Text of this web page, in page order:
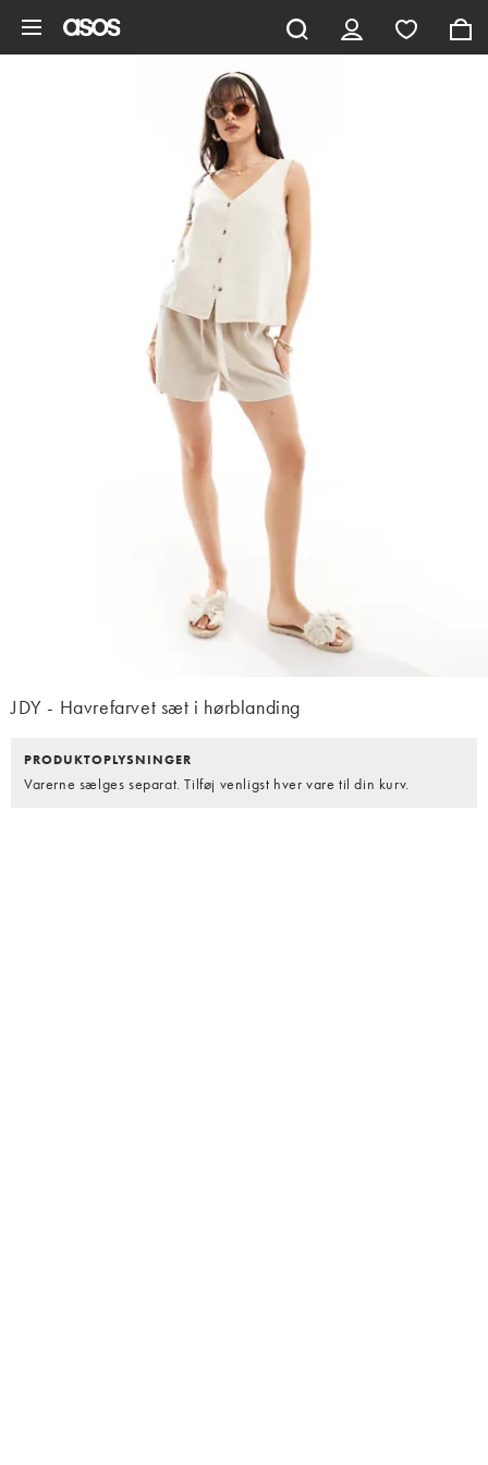
JDY - Havrefarvet sæt i hørblanding
PRODUKTOPLYSNINGER
Varerne sælges separat. Tilføj venligst hver vare til din kurv.